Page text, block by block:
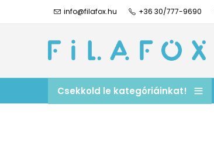
info@filafox.hu +36 30/777-9690
Csekkold le kategóriáinkat!